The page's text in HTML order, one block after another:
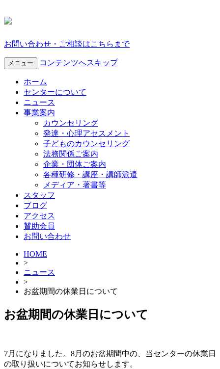
お問い合わせ・ご相談はこちらまで
メニュー コンテンツへスキップ
ホーム
センターについて
ニュース
事業案内
カウンセリング
発達・心理アセスメント
子どものカウンセリング
法務関係ご案内
企業・団体ご案内
各種研修・講座・講師派遣
メディア・著書等
スタッフ
ブログ
アクセス
賛助会員
お問い合わせ
HOME
>
ニュース
>
お盆期間の休業日について
お盆期間の休業日について
7月になりました。8月のお盆期間中の、当センターの休業日
の取り扱いについてお知らせします。